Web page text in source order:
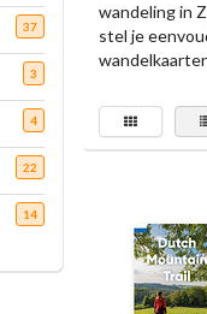
37
3
4
22
14
wandeling in
stel je